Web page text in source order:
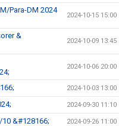
Para-DM 2024
2024-10-15 15:00
&
2024-10-09 13:45
2024-10-06 20:00
2024-10-03 13:00
2024-09-30 11:10
&#128166; 2024-09-26 11:00